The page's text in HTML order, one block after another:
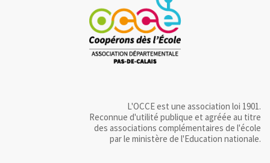
L'OCCE est une association loi 1901.
Reconnue d'utilité publique et agréée au titre
des associations complémentaires de l'école
par le ministère de l'Education nationale.